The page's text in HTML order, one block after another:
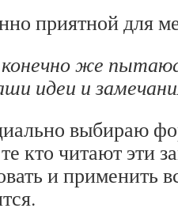
приятной для
же
идеи и
выбираю
кто читают эти
и применить